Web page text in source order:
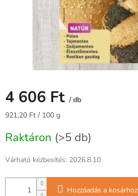
4 606 Ft / db
Egységár:
921,20 Ft / 100 g
Raktáron (>5 db)
Várható kézbesítés: 2026.8.10
Hozzáadás a kosárhoz